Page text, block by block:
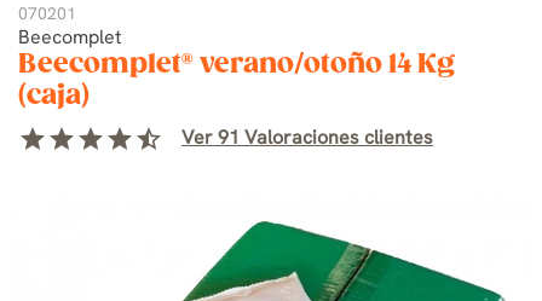
070201
Beecomplet
Beecomplet® verano/otoño 14 Kg
(caja)
starstarstarstarstar_half Ver 91 Valoraciones clientes